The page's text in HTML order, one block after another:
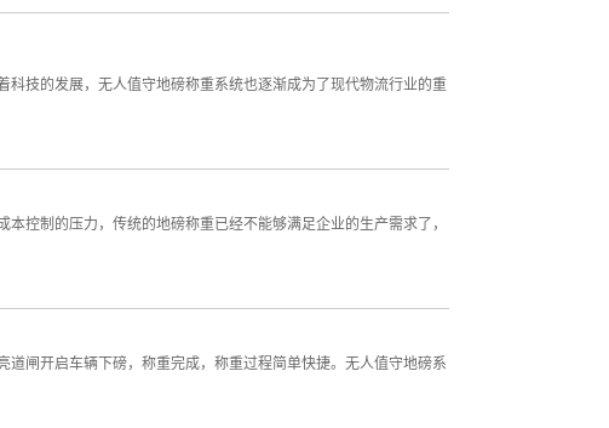
技的发展，无人值守地磅称重系统也逐渐成为了现代物流行业的重
控制的压力，传统的地磅称重已经不能够满足企业的生产需求了，
闸开启车辆下磅，称重完成，称重过程简单快捷。无人值守地磅系